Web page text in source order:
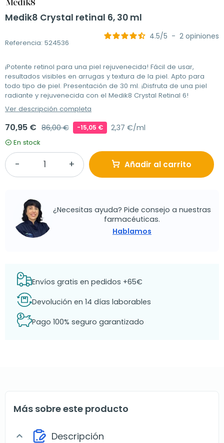
Medik8 Crystal retinal 6, 30 ml
Referencia: 524536
4.5/5 - 2 opiniones
¡Potente retinol para una piel rejuvenecida! Fácil de usar,
resultados visibles en arrugas y textura de la piel. Apto para
todo tipo de piel. Presentación de 30 ml. ¡Disfruta de una piel
radiante y rejuvenecida con el Medik8 Crystal Retinal 6!
Ver descripción completa
70,95 € 86,00 € -15,05 € 2,37 €/ml
En stock
Añadir al carrito
¿Necesitas ayuda? Pide consejo a nuestras
farmacéuticas.
Hablamos
Envíos gratis en pedidos +65€
Devolución en 14 días laborables
Pago 100% seguro garantizado
Más sobre este producto
expand_more Descripción